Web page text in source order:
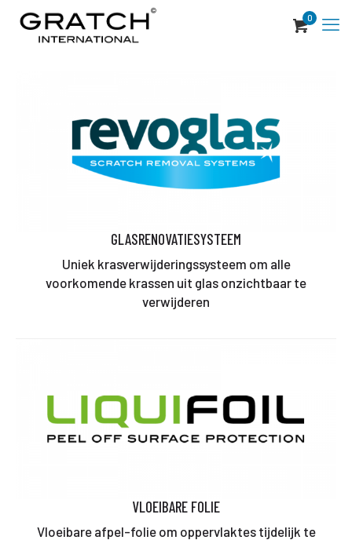
0
GLASRENOVATIESYSTEEM
Uniek krasverwijderingssysteem om alle
voorkomende krassen uit glas onzichtbaar te
verwijderen
VLOEIBARE FOLIE
Vloeibare afpel-folie om oppervlaktes tijdelijk te